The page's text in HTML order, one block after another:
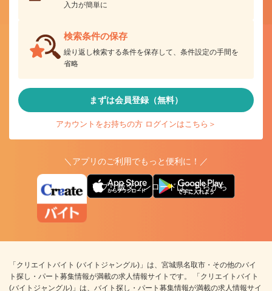
入力が簡単に
検索条件の保存
繰り返し検索する条件を保存して、条件設定の手間を
省略
まずは会員登録（無料）
アカウントをお持ちの方 ログインはこちら＞
＼アプリのご利用でもっと便利に！／
アプリ版ダウンロードはこちらから
「クリエイトバイト (バイトジャングル)」は、宮城県名取市・その他のバイ
ト探し・パート募集情報が満載の求人情報サイトです。 「クリエイトバイト
(バイトジャングル)」は、バイト探し・パート募集情報が満載の求人情報サイ